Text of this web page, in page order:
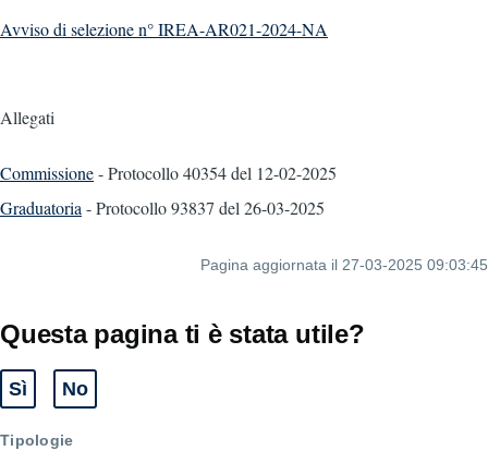
Avviso di selezione n° IREA-AR021-2024-NA
Allegati
Commissione- Protocollo 40354del 12-02-2025
Graduatoria - Protocollo 93837 del 26-03-2025
Pagina aggiornata il 27-03-2025 09:03:45
Questa pagina ti è stata utile?
Sì
Tipologie